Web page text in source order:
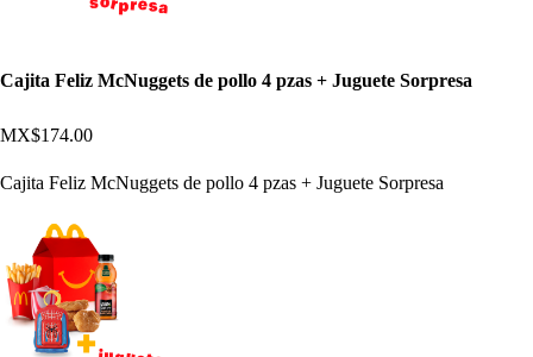
Cajita Feliz McNuggets de pollo 4 pzas + Juguete Sorpresa
MX$174.00
Cajita Feliz McNuggets de pollo 4 pzas + Juguete Sorpresa